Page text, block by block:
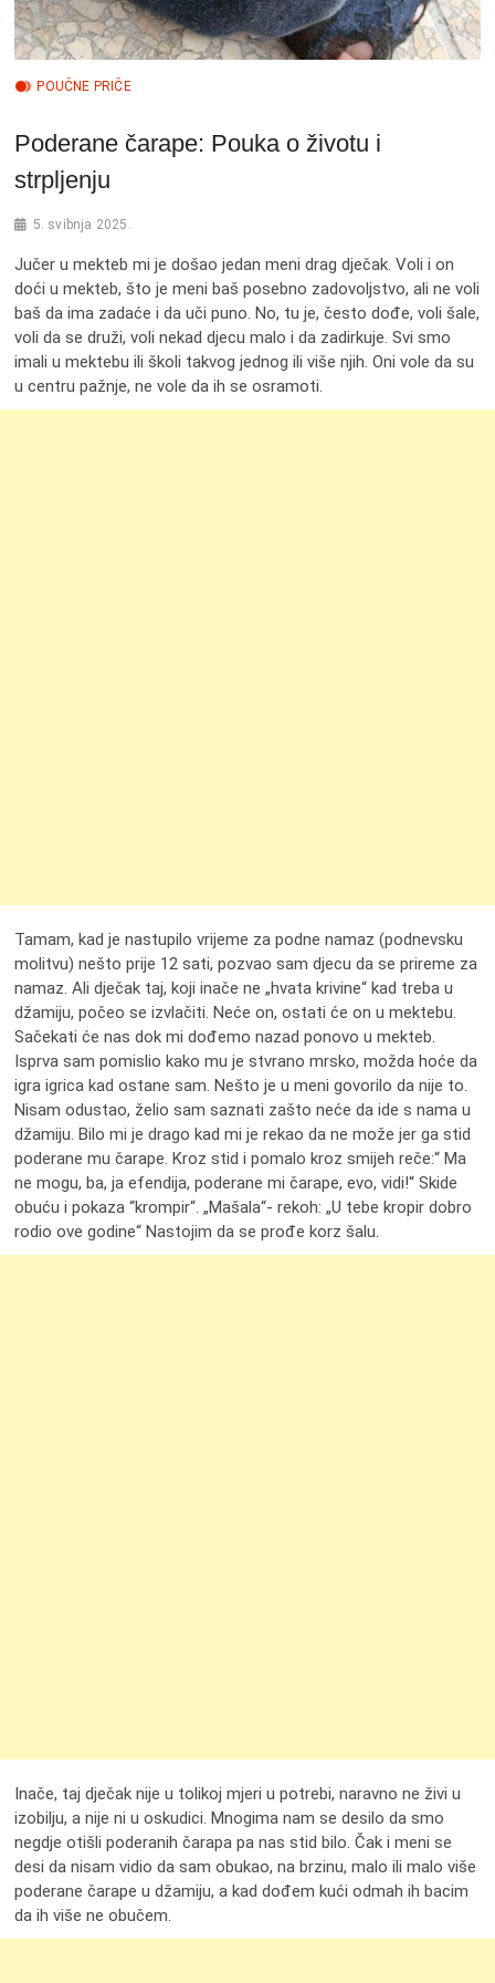
POUČNE PRIČE
Poderane čarape: Pouka o životu i
strpljenju
5. svibnja 2025.
Jučer u mekteb mi je došao jedan meni drag dječak. Voli i on
doći u mekteb, što je meni baš posebno zadovoljstvo, ali ne voli
baš da ima zadaće i da uči puno. No, tu je, često dođe, voli šale,
voli da se druži, voli nekad djecu malo i da zadirkuje. Svi smo
imali u mektebu ili školi takvog jednog ili više njih. Oni vole da su
u centru pažnje, ne vole da ih se osramoti.
Tamam, kad je nastupilo vrijeme za podne namaz (podnevsku
molitvu) nešto prije 12 sati, pozvao sam djecu da se prireme za
namaz. Ali dječak taj, koji inače ne „hvata krivine“ kad treba u
džamiju, počeo se izvlačiti. Neće on, ostati će on u mektebu.
Sačekati će nas dok mi dođemo nazad ponovo u mekteb.
Isprva sam pomislio kako mu je stvrano mrsko, možda hoće da
igra igrica kad ostane sam. Nešto je u meni govorilo da nije to.
Nisam odustao, želio sam saznati zašto neće da ide s nama u
džamiju. Bilo mi je drago kad mi je rekao da ne može jer ga stid
poderane mu čarape. Kroz stid i pomalo kroz smijeh reče:“ Ma
ne mogu, ba, ja efendija, poderane mi čarape, evo, vidi!“ Skide
obuću i pokaza “krompir“. „Mašala“- rekoh: „U tebe kropir dobro
rodio ove godine“ Nastojim da se prođe korz šalu.
Inače, taj dječak nije u tolikoj mjeri u potrebi, naravno ne živi u
izobilju, a nije ni u oskudici. Mnogima nam se desilo da smo
negdje otišli poderanih čarapa pa nas stid bilo. Čak i meni se
desi da nisam vidio da sam obukao, na brzinu, malo ili malo više
poderane čarape u džamiju, a kad dođem kući odmah ih bacim
da ih više ne obučem.